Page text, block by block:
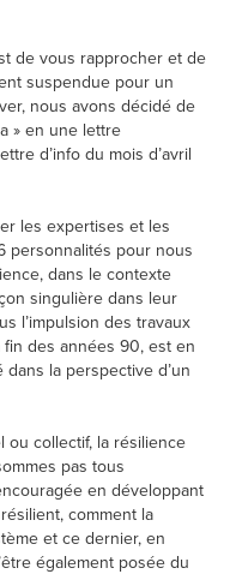
de vous rapprocher et de
suspendue pour un
nous avons décidé de
» en une lettre
d’info du mois d’avril
les expertises et les
personnalités pour nous
dans le contexte
singulière dans leur
l’impulsion des travaux
des années 90, est en
la perspective d’un
ou collectif, la résilience
pas tous
en développant
comment la
et ce dernier, en
également posée du